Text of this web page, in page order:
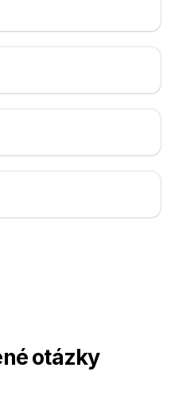
otázky